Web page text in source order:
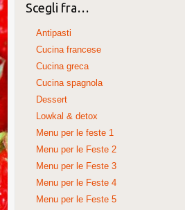
Scegli fra…
Antipasti
Cucina francese
Cucina greca
Cucina spagnola
Dessert
Lowkal & detox
Menu per le feste 1
Menu per le Feste 2
Menu per le Feste 3
Menu per le Feste 4
Menu per le Feste 5